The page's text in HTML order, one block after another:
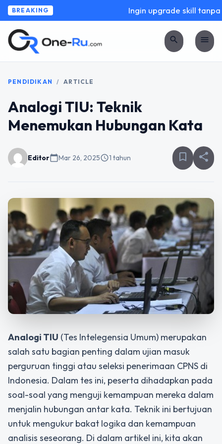
BREAKING Ingin upgrade skill tanpa
search menu
PENDIDIKAN / ARTICLE
Analogi TIU: Teknik
Menemukan Hubungan Kata
Editorcalendar_todayMar 26, 2025schedule1 tahun bookmark_border share
Analogi TIU (Tes Intelegensia Umum) merupakan
salah satu bagian penting dalam ujian masuk
perguruan tinggi atau seleksi penerimaan CPNS di
Indonesia. Dalam tes ini, peserta dihadapkan pada
soal-soal yang menguji kemampuan mereka dalam
menjalin hubungan antar kata. Teknik ini bertujuan
untuk mengukur bakat logika dan kemampuan
analisis seseorang. Di dalam artikel ini, kita akan